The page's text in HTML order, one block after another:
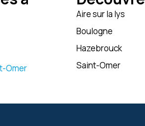
Omer
Aire sur la lys
Boulogne
Hazebrouck
Saint-Omer